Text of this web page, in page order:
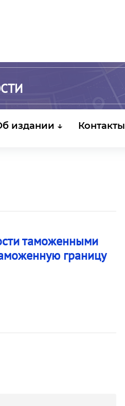
издании ↓ Контакты
таможенными
границу